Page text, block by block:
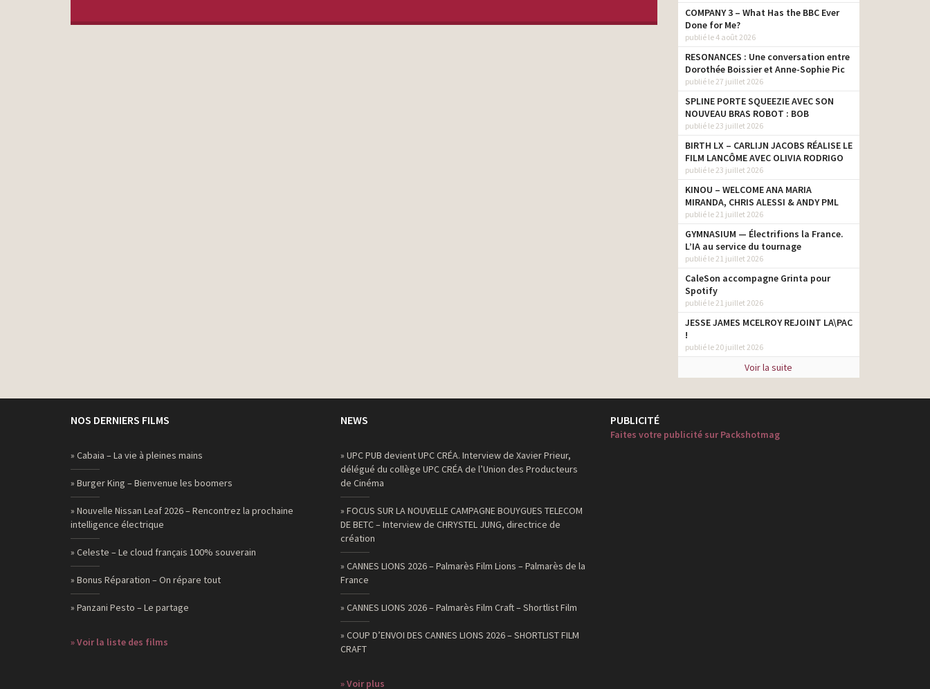
Burger King – Devenez la voix officielle du jingle Burger
Ikea – Le coussin
directeur de création, copywriter
PayPal – Ma Cagnotte Vraiment Gratuite
directeur de création
directeur de création
Burger King – Rien n arrête une envie de Whopper
directeur de création, copywriter
Paypal – N’ayez plus peur de vous tromper de cadeaux
copywriter
directeur de création
Fondation 30 Millions d’Amis – # Non à l’abandon 2
directeur de création
Meetic – Disons Demain
directeur de création
Milka – First tastes – Premiers goûts
Burger King – HoverTray – Le plateau du futur
copywriter
copywriter
COMPANY 3 – What Has the BBC Ever
Done for Me?
publié le 4 août 2026
RESONANCES : Une conversation entre
Dorothée Boissier et Anne-Sophie Pic
publié le 27 juillet 2026
SPLINE PORTE SQUEEZIE AVEC SON
NOUVEAU BRAS ROBOT : BOB
publié le 23 juillet 2026
BIRTH LX – CARLIJN JACOBS RÉALISE LE
FILM LANCÔME AVEC OLIVIA RODRIGO
publié le 23 juillet 2026
KINOU – WELCOME ANA MARIA
MIRANDA, CHRIS ALESSI & ANDY PML
publié le 21 juillet 2026
GYMNASIUM — Électrifions la France.
L’IA au service du tournage
publié le 21 juillet 2026
CaleSon accompagne Grinta pour
Spotify
publié le 21 juillet 2026
JESSE JAMES MCELROY REJOINT LA\PAC
!
publié le 20 juillet 2026
Voir la suite
NOS DERNIERS FILMS
» Cabaia – La vie à pleines mains
» Burger King – Bienvenue les boomers
» Nouvelle Nissan Leaf 2026 – Rencontrez la prochaine
intelligence électrique
» Celeste – Le cloud français 100% souverain
» Bonus Réparation – On répare tout
» Panzani Pesto – Le partage
» Voir la liste des films
NEWS
» UPC PUB devient UPC CRÉA. Interview de Xavier Prieur,
délégué du collège UPC CRÉA de l’Union des Producteurs
de Cinéma
» FOCUS SUR LA NOUVELLE CAMPAGNE BOUYGUES TELECOM
DE BETC – Interview de CHRYSTEL JUNG, directrice de
création
» CANNES LIONS 2026 – Palmarès Film Lions – Palmarès de la
France
» CANNES LIONS 2026 – Palmarès Film Craft – Shortlist Film
» COUP D’ENVOI DES CANNES LIONS 2026 – SHORTLIST FILM
CRAFT
» Voir plus
PUBLICITÉ
Faites votre publicité sur Packshotmag